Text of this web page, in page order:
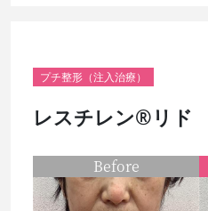
プチ整形（注入治療）
レスチレン®リド
Before